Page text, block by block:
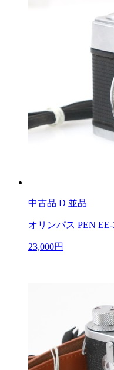
中古品 D 並品
オリンパス PEN
23,000円